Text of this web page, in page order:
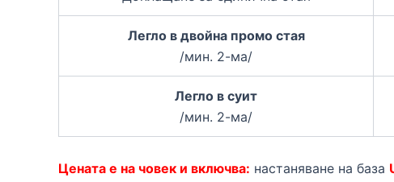
Легло в двойна промо стая
/мин. 2-ма/
Легло в суит
/мин. 2-ма/
Цената е на човек и включва: настаняване на база